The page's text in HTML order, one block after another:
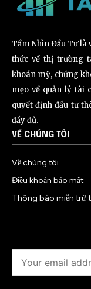
Tầm Nhìn Đầu Tư là
thức về thị trường
khoán mỹ, chứng
mẹo về quản lý tài
quyết định đầu tư
đầy đủ.
VỀ CHÚNG TÔI
Về chúng tôi
Điều khoản bảo mật
Thông báo miễn trừ